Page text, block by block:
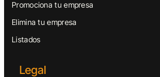
Promociona tu empresa
Elimina tu empresa
Listados
Legal